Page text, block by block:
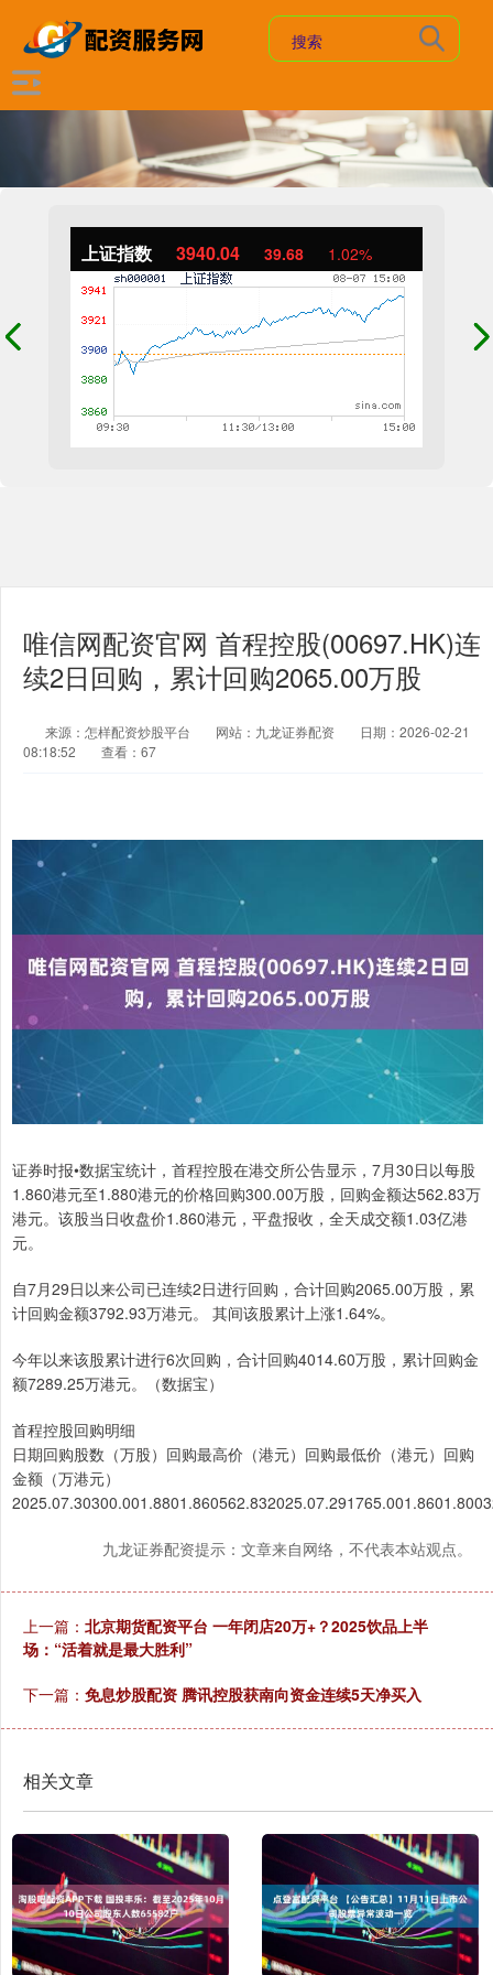
上证指数 3940.04 39.68 1.02%
唯信网配资官网 首程控股(00697.HK)连
续2日回购，累计回购2065.00万股
来源：怎样配资炒股平台 网站：九龙证券配资
日期：2026-02-21
08:18:52
查看：67
证券时报•数据宝统计，首程控股在港交所公告显示，7月30日以每股
1.860港元至1.880港元的价格回购300.00万股，回购金额达562.83万
港元。该股当日收盘价1.860港元，平盘报收，全天成交额1.03亿港
元。
自7月29日以来公司已连续2日进行回购，合计回购2065.00万股，累
计回购金额3792.93万港元。 其间该股累计上涨1.64%。
今年以来该股累计进行6次回购，合计回购4014.60万股，累计回购金
额7289.25万港元。（数据宝）
首程控股回购明细
日期回购股数（万股）回购最高价（港元）回购最低价（港元）回购
金额（万港元）
九龙证券配资提示：文章来自网络，不代表本站观点。
上一篇： 北京期货配资平台 一年闭店20万+？2025饮品上半
场：“活着就是最大胜利”
下一篇： 免息炒股配资 腾讯控股获南向资金连续5天净买入
相关文章